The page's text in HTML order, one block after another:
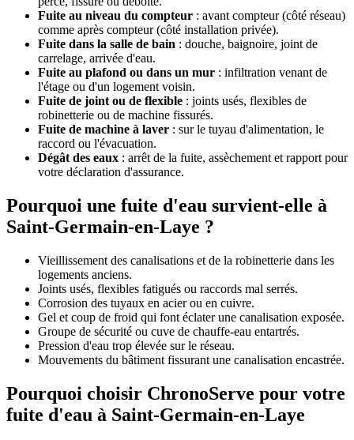
Fuite au niveau du compteur : avant compteur (côté réseau)
comme après compteur (côté installation privée).
Fuite dans la salle de bain : douche, baignoire, joint de
carrelage, arrivée d'eau.
Fuite au plafond ou dans un mur : infiltration venant de
l'étage ou d'un logement voisin.
Fuite de joint ou de flexible : joints usés, flexibles de
robinetterie ou de machine fissurés.
Fuite de machine à laver : sur le tuyau d'alimentation, le
raccord ou l'évacuation.
Dégât des eaux : arrêt de la fuite, assèchement et rapport pour
votre déclaration d'assurance.
Pourquoi une fuite d'eau survient-elle à
Saint-Germain-en-Laye ?
Vieillissement des canalisations et de la robinetterie dans les
logements anciens.
Joints usés, flexibles fatigués ou raccords mal serrés.
Corrosion des tuyaux en acier ou en cuivre.
Gel et coup de froid qui font éclater une canalisation exposée.
Groupe de sécurité ou cuve de chauffe-eau entartrés.
Pression d'eau trop élevée sur le réseau.
Mouvements du bâtiment fissurant une canalisation encastrée.
Pourquoi choisir ChronoServe pour votre
fuite d'eau à Saint-Germain-en-Laye